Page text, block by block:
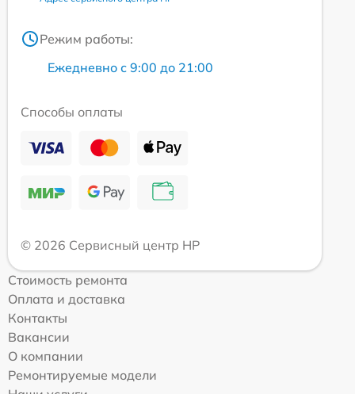
Режим работы:
Ежедневно с 9:00 до 21:00
Способы оплаты
© 2026 Сервисный центр HP
Стоимость ремонта
Оплата и доставка
Контакты
Вакансии
О компании
Ремонтируемые модели